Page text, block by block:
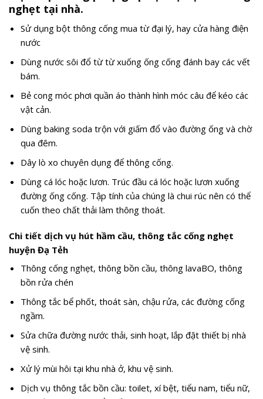
nghẹt tại nhà.
Sử dụng bột thông cống mua từ đại lý, hay cửa hàng điện
nước
Dùng nước sôi đổ từ từ xuống ống cống đánh bay các vết
bám.
Bẻ cong móc phơi quần áo thành hình móc câu để kéo các
vật cản.
Dùng baking soda trộn với giấm đổ vào đường ống và chờ
qua đêm.
Dây lò xo chuyên dụng để thông cống.
Dùng cá lóc hoặc lươn. Trúc đầu cá lóc hoặc lươn xuống
đường ống cống. Tập tính của chúng là chui rúc nên có thể
cuốn theo chất thải làm thông thoát.
Chi tiết dịch vụ hút hầm cầu, thông tắc cống nghẹt
huyện Đạ Tẻh
Thông cống nghẹt, thông bồn cầu, thông lavaBO, thông
bồn rửa chén
Thông tắc bể phốt, thoát sàn, chậu rửa, các đường cống
ngầm.
Sửa chữa đường nước thải, sinh hoạt, lắp đặt thiết bị nhà
vệ sinh.
Xử lý mùi hôi tại khu nhà ở, khu vệ sinh.
Dịch vụ thông tắc bồn cầu: toilet, xí bệt, tiểu nam, tiểu nữ,